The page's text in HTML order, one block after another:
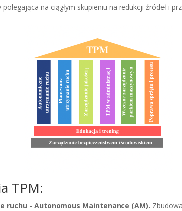
na ciągłym skupieniu na redukcji źródeł i
TPM:
ruchu - Autonomous Maintenance (AM).